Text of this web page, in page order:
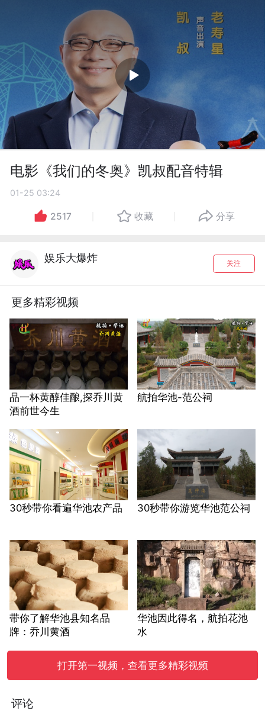
电影《我们的冬奥》凯叔配音特辑
01-25 03:24
2517 收藏 分享
娱乐大爆炸 关注
更多精彩视频
品一杯黄醇佳酿,探乔川黄
酒前世今生
航拍华池-范公祠
30秒带你看遍华池农产品 30秒带你游览华池范公祠
带你了解华池县知名品
牌：乔川黄酒
华池因此得名，航拍花池
水
打开第一视频，查看更多精彩视频
评论